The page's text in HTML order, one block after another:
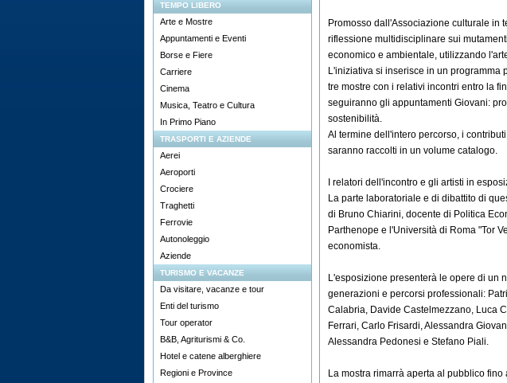
TEMPO LIBERO
Arte e Mostre
Appuntamenti e Eventi
Borse e Fiere
Carriere
Cinema
Musica, Teatro e Cultura
In Primo Piano
TRASPORTI E AZIENDE
Aerei
Aeroporti
Crociere
Traghetti
Ferrovie
Autonoleggio
Aziende
TURISMO E VACANZE
Da visitare, vacanze e tour
Enti del turismo
Tour operator
B&B, Agriturismi & Co.
Hotel e catene alberghiere
Regioni e Province
Promosso dall'Associazione culturale in
riflessione multidisciplinare sui
economico e ambientale, utilizzando
L'iniziativa si inserisce in un
tre mostre con i relativi incontri entro la
seguiranno gli appuntamenti Giovani:
sostenibilità.
Al termine dell'intero percorso, i
saranno raccolti in un volume catalogo.
I relatori dell'incontro e gli artisti in
La parte laboratoriale e di dibattito di
di Bruno Chiarini, docente di Politica
Parthenope e l'Università di Roma "Tor
economista.
L'esposizione presenterà le opere di un
generazioni e percorsi professionali:
Calabria, Davide Castelmezzano, Luca
Ferrari, Carlo Frisardi, Alessandra
Alessandra Pedonesi e Stefano Piali.
La mostra rimarrà aperta al pubblico